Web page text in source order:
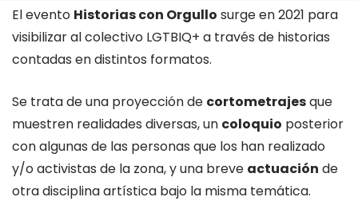
El evento Historias con Orgullo surge en 2021 para
visibilizar al colectivo LGTBIQ+ a través de historias
contadas en distintos formatos.
Se trata de una proyección de cortometrajesque
muestren realidades diversas, un coloquio posterior
con algunas de las personas que los han realizado
y/o activistas de la zona, y una breve actuación de
otra disciplina artística bajo la misma temática.